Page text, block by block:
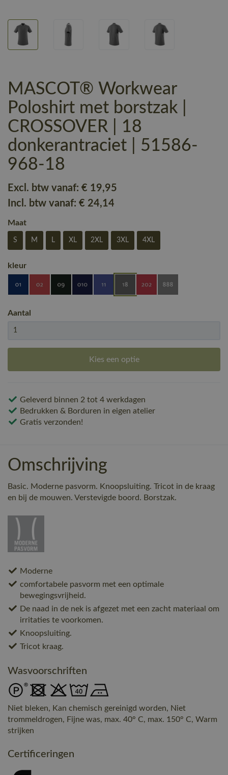
MASCOT® Workwear
Poloshirt met borstzak |
CROSSOVER | 18
donkerantraciet | 51586-
968-18
Excl. btw vanaf: € 19,95
Incl. btw vanaf: € 24,14
Maat
S M L XL 2XL 3XL 4XL
kleur
Aantal
Kies een optie
Geleverd binnen 2 tot 4 werkdagen
Bedrukken & Borduren in eigen atelier
Gratis verzonden!
Omschrijving
Basic. Moderne pasvorm. Knoopsluiting. Tricot in de kraag
en bij de mouwen. Verstevigde boord. Borstzak.
Moderne
comfortabele pasvorm met een optimale
bewegingsvrijheid.
De naad in de nek is afgezet met een zacht materiaal om
irritaties te voorkomen.
Knoopsluiting.
Tricot kraag.
Wasvoorschriften
Niet bleken, Kan chemisch gereinigd worden, Niet
trommeldrogen, Fijne was, max. 40° C, max. 150° C, Warm
strijken
Certificeringen